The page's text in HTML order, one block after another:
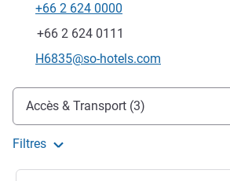
Téléphone
+66 2 624 0000
Fax
+66 2 624 0111
Email de contact
H6835@so-hotels.com
Accès et transports
Accès & Transport (3)
Filtres